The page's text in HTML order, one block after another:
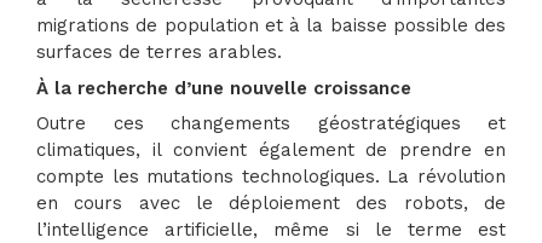
migrations de population et à la baisse possible des
surfaces de terres arables.
À la recherche d’une nouvelle croissance
Outre ces changements géostratégiques et
climatiques, il convient également de prendre en
compte les mutations technologiques. La révolution
en cours avec le déploiement des robots, de
l’intelligence artificielle, même si le terme est